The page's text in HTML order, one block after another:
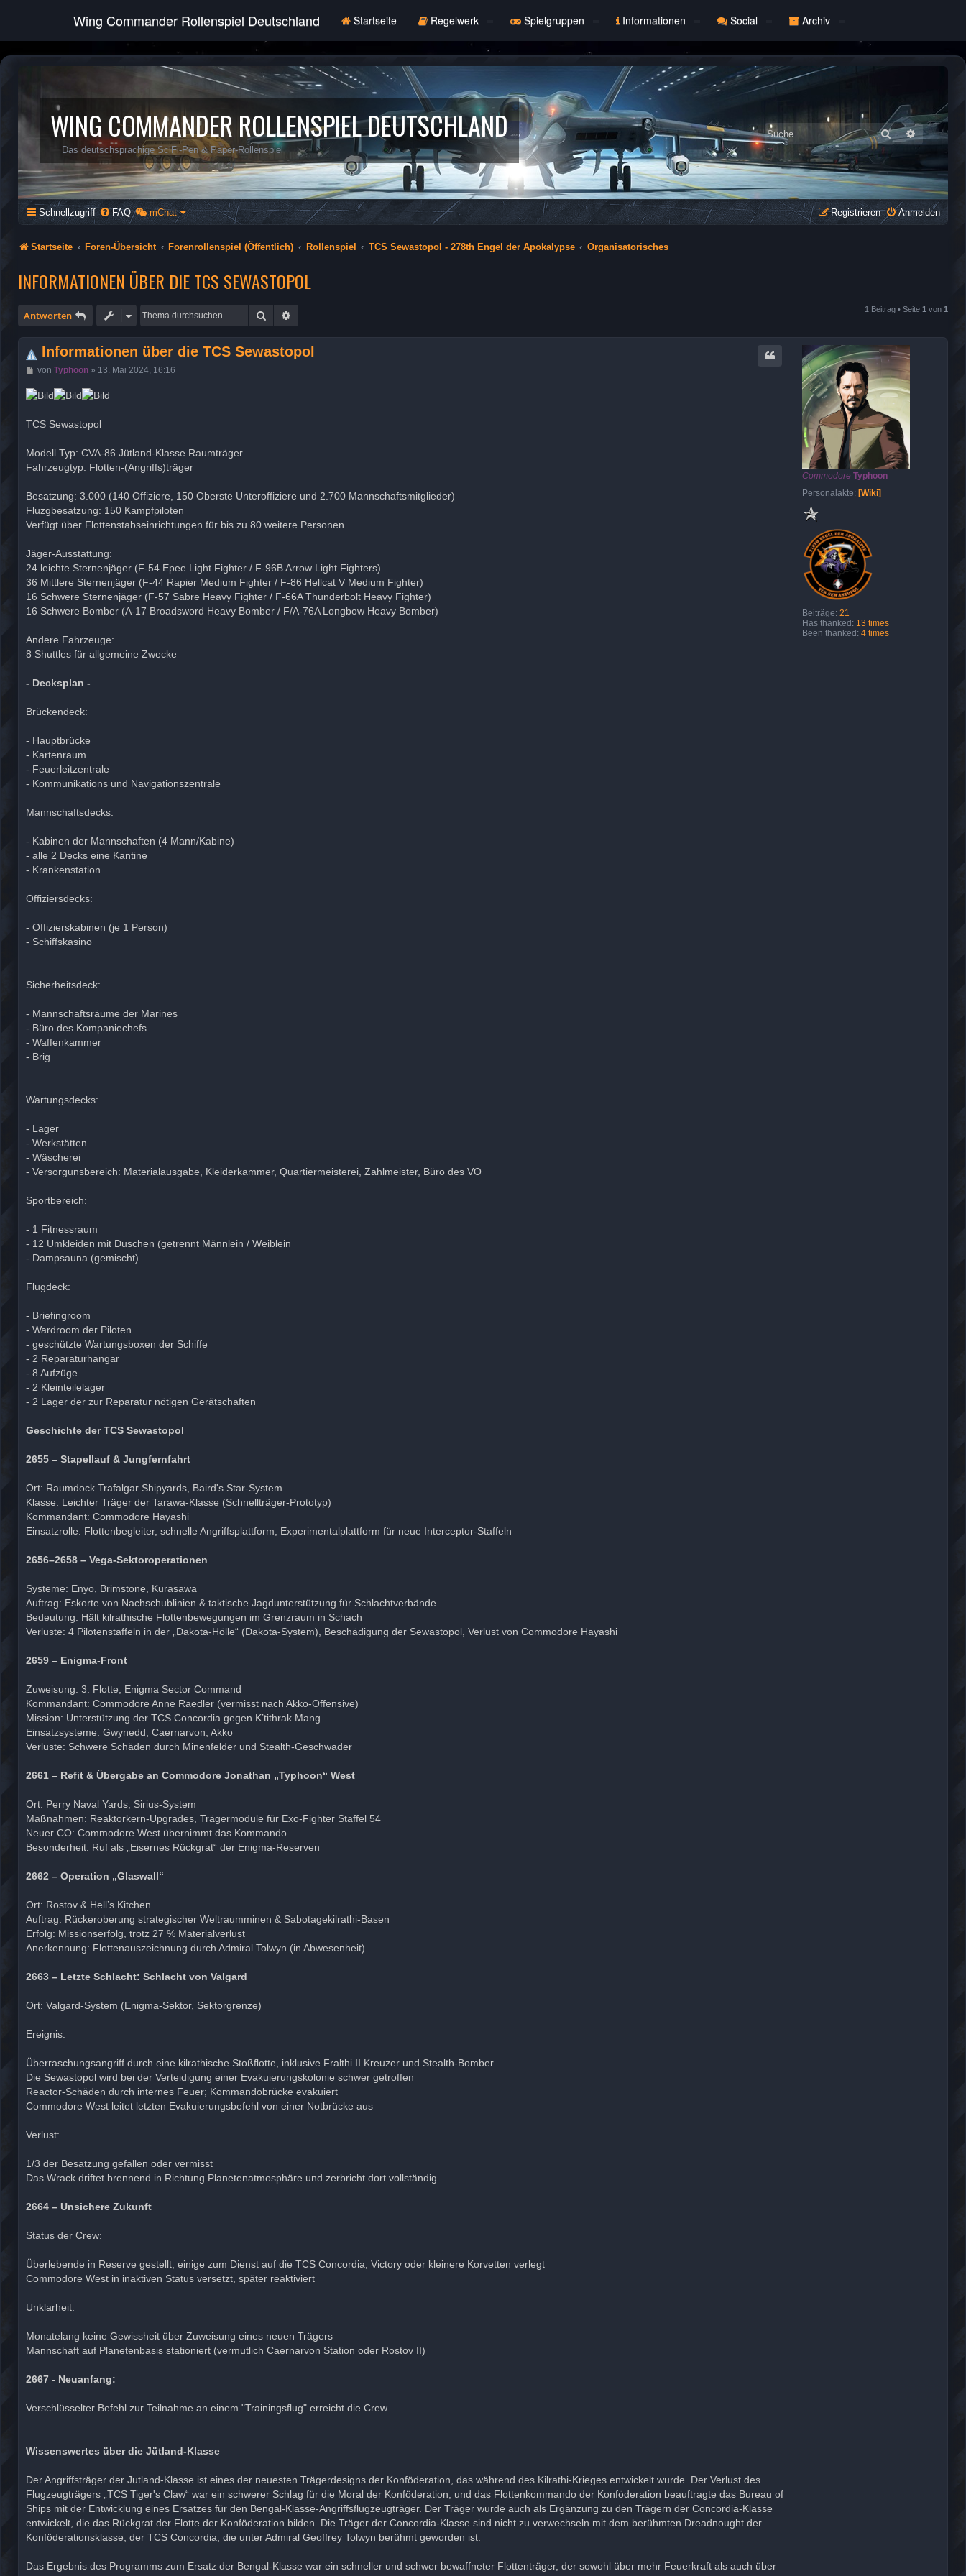
Wing Commander Rollenspiel Deutschland Startseite Regelwerk Spielgruppen Informationen Social Archiv
WING COMMANDER ROLLENSPIEL DEUTSCHLAND
Das deutschsprachige SciFi-Pen & Paper-Rollenspiel
Suche Erweiterte
Schnellzugriff FAQ mChat Anmelden
Registrieren
Startseite Foren-Übersicht Forenrollenspiel (Öffentlich) Rollenspiel TCS Sewastopol - 278th Engel der Apokalypse Organisatorisches
INFORMATIONEN ÜBER DIE TCS SEWASTOPOL
Antworten Suche 1 Beitrag • Seite 1 von 1
Commodore Typhoon
Personalakte: [Wiki]
Beiträge: 21
Has thanked: 13 times
Been thanked: 4 times
Informationen über die TCS Sewastopol
B
i
t
a
g
von Typhoon» 13. Mai 2024, 16:16
TCS Sewastopol
Modell Typ: CVA-86 Jütland-Klasse Raumträger
Fahrzeugtyp: Flotten-(Angriffs)träger
Besatzung: 3.000 (140 Offiziere, 150 Oberste Unteroffiziere und 2.700 Mannschaftsmitglieder)
Fluzgbesatzung: 150 Kampfpiloten
Verfügt über Flottenstabseinrichtungen für bis zu 80 weitere Personen
Jäger-Ausstattung:
24 leichte Sternenjäger (F-54 Epee Light Fighter / F-96B Arrow Light Fighters)
36 Mittlere Sternenjäger (F-44 Rapier Medium Fighter / F-86 Hellcat V Medium Fighter)
16 Schwere Sternenjäger (F-57 Sabre Heavy Fighter / F-66A Thunderbolt Heavy Fighter)
16 Schwere Bomber (A-17 Broadsword Heavy Bomber / F/A-76A Longbow Heavy Bomber)
Andere Fahrzeuge:
8 Shuttles für allgemeine Zwecke
- Decksplan -
Brückendeck:
- Hauptbrücke
- Kartenraum
- Feuerleitzentrale
- Kommunikations und Navigationszentrale
Mannschaftsdecks:
- Kabinen der Mannschaften (4 Mann/Kabine)
- alle 2 Decks eine Kantine
- Krankenstation
Offiziersdecks:
- Offizierskabinen (je 1 Person)
- Schiffskasino
Sicherheitsdeck:
- Mannschaftsräume der Marines
- Büro des Kompaniechefs
- Waffenkammer
- Brig
Wartungsdecks:
- Lager
- Werkstätten
- Wäscherei
- Versorgunsbereich: Materialausgabe, Kleiderkammer, Quartiermeisterei, Zahlmeister, Büro des VO
Sportbereich:
- 1 Fitnessraum
- 12 Umkleiden mit Duschen (getrennt Männlein / Weiblein
- Dampsauna (gemischt)
Flugdeck:
- Briefingroom
- Wardroom der Piloten
- geschützte Wartungsboxen der Schiffe
- 2 Reparaturhangar
- 8 Aufzüge
- 2 Kleinteilelager
- 2 Lager der zur Reparatur nötigen Gerätschaften
Geschichte der TCS Sewastopol
2655 – Stapellauf & Jungfernfahrt
Ort: Raumdock Trafalgar Shipyards, Baird's Star-System
Klasse: Leichter Träger der Tarawa-Klasse (Schnellträger-Prototyp)
Kommandant: Commodore Hayashi
Einsatzrolle: Flottenbegleiter, schnelle Angriffsplattform, Experimentalplattform für neue Interceptor-Staffeln
2656–2658 – Vega-Sektoroperationen
Systeme: Enyo, Brimstone, Kurasawa
Auftrag: Eskorte von Nachschublinien & taktische Jagdunterstützung für Schlachtverbände
Bedeutung: Hält kilrathische Flottenbewegungen im Grenzraum in Schach
Verluste: 4 Pilotenstaffeln in der „Dakota-Hölle“ (Dakota-System), Beschädigung der Sewastopol, Verlust von Commodore Hayashi
2659 – Enigma-Front
Zuweisung: 3. Flotte, Enigma Sector Command
Kommandant: Commodore Anne Raedler (vermisst nach Akko-Offensive)
Mission: Unterstützung der TCS Concordia gegen K’tithrak Mang
Einsatzsysteme: Gwynedd, Caernarvon, Akko
Verluste: Schwere Schäden durch Minenfelder und Stealth-Geschwader
2661 – Refit & Übergabe an Commodore Jonathan „Typhoon“ West
Ort: Perry Naval Yards, Sirius-System
Maßnahmen: Reaktorkern-Upgrades, Trägermodule für Exo-Fighter Staffel 54
Neuer CO: Commodore West übernimmt das Kommando
Besonderheit: Ruf als „Eisernes Rückgrat“ der Enigma-Reserven
2662 – Operation „Glaswall“
Ort: Rostov & Hell’s Kitchen
Auftrag: Rückeroberung strategischer Weltraumminen & Sabotagekilrathi-Basen
Erfolg: Missionserfolg, trotz 27 % Materialverlust
Anerkennung: Flottenauszeichnung durch Admiral Tolwyn (in Abwesenheit)
2663 – Letzte Schlacht: Schlacht von Valgard
Ort: Valgard-System (Enigma-Sektor, Sektorgrenze)
Ereignis:
Überraschungsangriff durch eine kilrathische Stoßflotte, inklusive Fralthi II Kreuzer und Stealth-Bomber
Die Sewastopol wird bei der Verteidigung einer Evakuierungskolonie schwer getroffen
Reactor-Schäden durch internes Feuer; Kommandobrücke evakuiert
Commodore West leitet letzten Evakuierungsbefehl von einer Notbrücke aus
Verlust:
1/3 der Besatzung gefallen oder vermisst
Das Wrack driftet brennend in Richtung Planetenatmosphäre und zerbricht dort vollständig
2664 – Unsichere Zukunft
Status der Crew:
Überlebende in Reserve gestellt, einige zum Dienst auf die TCS Concordia, Victory oder kleinere Korvetten verlegt
Commodore West in inaktiven Status versetzt, später reaktiviert
Unklarheit:
Monatelang keine Gewissheit über Zuweisung eines neuen Trägers
Mannschaft auf Planetenbasis stationiert (vermutlich Caernarvon Station oder Rostov II)
2667 - Neuanfang:
Verschlüsselter Befehl zur Teilnahme an einem "Trainingsflug" erreicht die Crew
Wissenswertes über die Jütland-Klasse
Der Angriffsträger der Jutland-Klasse ist eines der neuesten Trägerdesigns der Konföderation, das während des Kilrathi-Krieges entwickelt wurde. Der Verlust des
Flugzeugträgers „TCS Tiger's Claw“ war ein schwerer Schlag für die Moral der Konföderation, und das Flottenkommando der Konföderation beauftragte das Bureau of
Ships mit der Entwicklung eines Ersatzes für den Bengal-Klasse-Angriffsflugzeugträger. Der Träger wurde auch als Ergänzung zu den Trägern der Concordia-Klasse
entwickelt, die das Rückgrat der Flotte der Konföderation bilden. Die Träger der Concordia-Klasse sind nicht zu verwechseln mit dem berühmten Dreadnought der
Konföderationsklasse, der TCS Concordia, die unter Admiral Geoffrey Tolwyn berühmt geworden ist.
Das Ergebnis des Programms zum Ersatz der Bengal-Klasse war ein schneller und schwer bewaffneter Flottenträger, der sowohl über mehr Feuerkraft als auch über